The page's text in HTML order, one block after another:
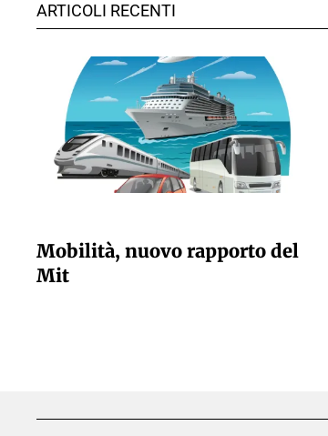
ARTICOLI RECENTI
Mobilità, nuovo rapporto del
Mit